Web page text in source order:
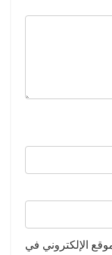
الإلكتروني في